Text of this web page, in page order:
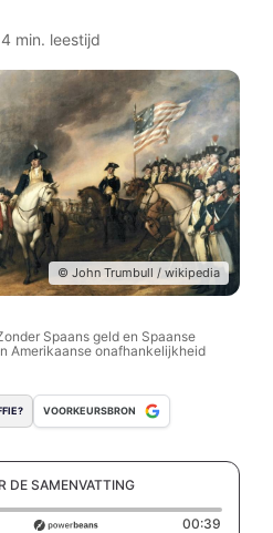
min. leestijd
© John Trumbull / wikipedia
Spaans geld en Spaanse
Amerikaanse onafhankelijkheid
VOORKEURSBRON
DE SAMENVATTING
time: 0 seconds 00:39